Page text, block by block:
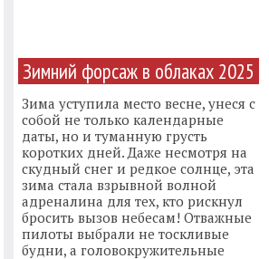
Зимний форсаж в облаках 2025
Зима уступила место весне, унеся с
собой не только календарные
даты, но и туманную грусть
коротких дней. Даже несмотря на
скудный снег и редкое солнце, эта
зима стала взрывной волной
адреналина для тех, кто рискнул
бросить вызов небесам! Отважные
пилоты выбрали не тоскливые
будни, а головокружительные